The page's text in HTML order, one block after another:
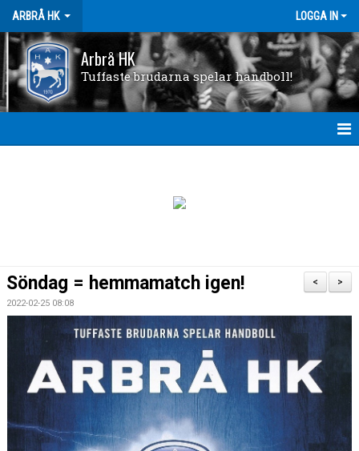
ARBRÅ HK LOGGA IN
Arbrå HK
Tuffaste brudarna spelar handboll!
NYHETER
MATCHER
AHK SHOPEN
>
<
Söndag = hemmamatch igen!
2022-02-25 08:08